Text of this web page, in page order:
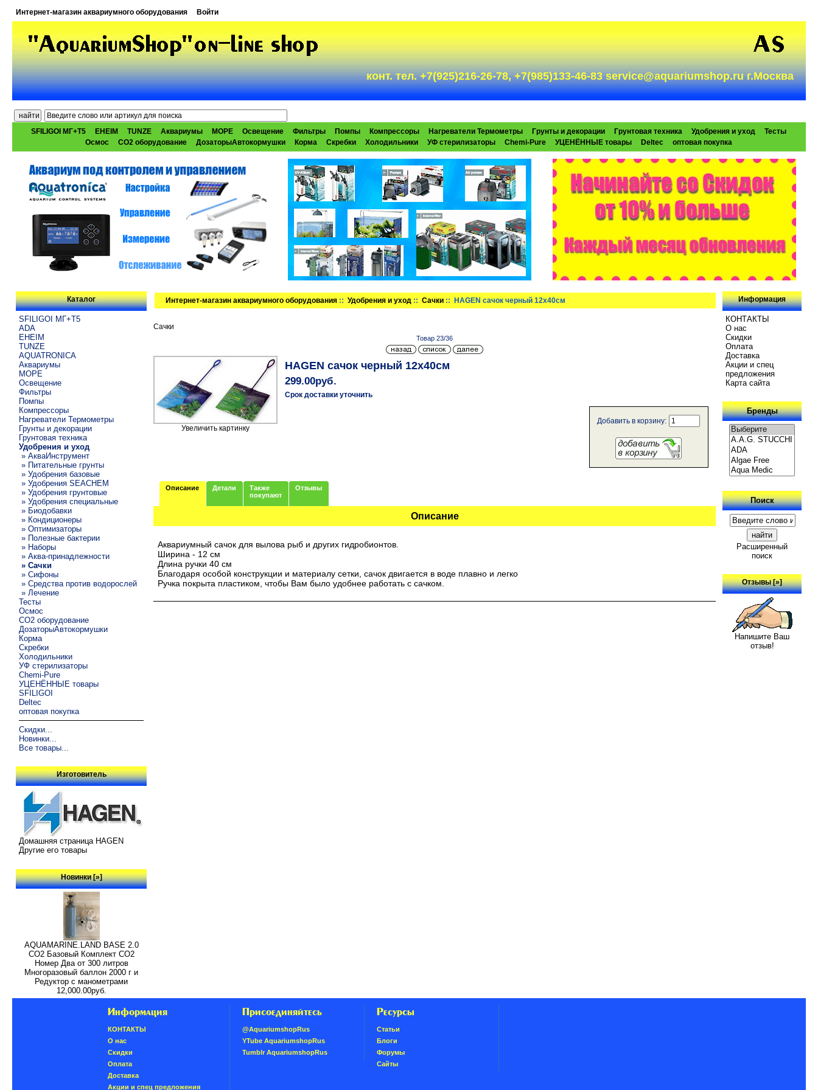
Интернет-магазин аквариумного оборудования Войти
конт. тел. +7(925)216-26-78, +7(985)133-46-83 service@aquariumshop.ru г.Москва
SFILIGOI МГ+Т5 EHEIM TUNZE Аквариумы МОРЕ Освещение Фильтры Помпы Компрессоры Нагреватели Термометры Грунты и декорации Грунтовая техника Удобрения и уход
Тесты
Осмос
CO2 оборудование ДозаторыАвтокормушки Корма Скребки Холодильники УФ стерилизаторы Chemi-Pure УЦЕНЁННЫЕ товары Deltec оптовая покупка
Каталог
SFILIGOI МГ+Т5
ADA
EHEIM
TUNZE
AQUATRONICA
Аквариумы
МОРЕ
Освещение
Фильтры
Помпы
Компрессоры
Нагреватели Термометры
Грунты и декорации
Грунтовая техника
Удобрения и уход
» АкваИнструмент
» Питательные грунты
» Удобрения базовые
» Удобрения SEACHEM
» Удобрения грунтовые
» Удобрения специальные
» Биодобавки
» Кондиционеры
» Оптимизаторы
» Полезные бактерии
» Наборы
» Аква-принадлежности
» Сачки
» Сифоны
» Средства против водорослей
» Лечение
Тесты
Осмос
CO2 оборудование
ДозаторыАвтокормушки
Корма
Скребки
Холодильники
УФ стерилизаторы
Chemi-Pure
УЦЕНЁННЫЕ товары
SFILIGOI
Deltec
оптовая покупка
Скидки...
Новинки...
Все товары...
Изготовитель
Домашняя страница HAGEN
Другие его товары
Новинки [»]
AQUAMARINE.LAND BASE 2.0
СО2 Базовый Комплект СО2
Номер Два от 300 литров
Многоразовый баллон 2000 г и
Редуктор с манометрами
12,000.00руб.
Интернет-магазин аквариумного оборудования ::Удобрения и уход ::Сачки :: HAGEN сачок черный 12х40см
Сачки
Товар 23/36
Увеличить картинку
HAGEN сачок черный 12х40см
299.00руб.
Срок доставки уточнить
Добавить в корзину:
Описание Детали
Также
покупают
Отзывы
Описание
Аквариумный сачок для вылова рыб и других гидробионтов.
Ширина - 12 см
Длина ручки 40 см
Благодаря особой конструкции и материалу сетки, сачок двигается в воде плавно и легко
Ручка покрыта пластиком, чтобы Вам было удобнее работать с сачком.
Информация
КОНТАКТЫ
О нас
Скидки
Oплатa
Доставка
Акции и спец
предложения
Карта сайта
Бренды
Поиск
Расширенный
поиск
Отзывы [»]
Напишите Ваш
отзыв!
Информация
КОНТАКТЫ
О нас
Скидки
Oплатa
Доставка
Акции и спец предложения
Присоединяйтесь
@AquariumshopRus
YTube AquariumshopRus
Tumblr AquariumshopRus
Ресурсы
Статьи
Блоги
Форумы
Сайты